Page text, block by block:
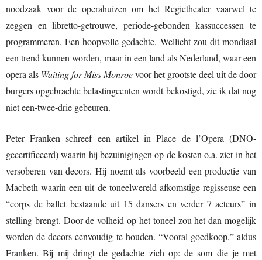
noodzaak voor de operahuizen om het Regietheater vaarwel te
zeggen en libretto-getrouwe, periode-gebonden kassuccessen te
programmeren. Een hoopvolle gedachte. Wellicht zou dit mondiaal
een trend kunnen worden, maar in een land als Nederland, waar een
opera als Waiting for Miss Monroevoor het grootste deel uit de door
burgers opgebrachte belastingcenten wordt bekostigd, zie ik dat nog
niet een-twee-drie gebeuren.
Peter Franken schreef een artikel in Place de l’Opera (DNO-
gecertificeerd) waarin hij bezuinigingen op de kosten o.a. ziet in het
versoberen van decors. Hij noemt als voorbeeld een productie van
Macbeth waarin een uit de toneelwereld afkomstige regisseuse een
“corps de ballet bestaande uit 15 dansers en verder 7 acteurs” in
stelling brengt. Door de volheid op het toneel zou het dan mogelijk
worden de decors eenvoudig te houden. “Vooral goedkoop,” aldus
Franken. Bij mij dringt de gedachte zich op: de som die je met